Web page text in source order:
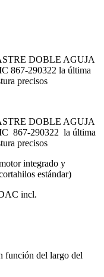
DOBLE AGUJA
867-290322 la última
precisos
DOBLE AGUJA
867-290322 la última
precisos
integrado y
estándar)
incl.
función del largo del